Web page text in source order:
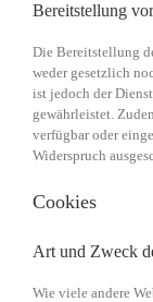
Bereitstellung
Die Bereitstellung
weder gesetzlich
ist jedoch der
gewährleistet.
verfügbar oder
Widerspruch
Cookies
Art und Zweck
Wie viele andere